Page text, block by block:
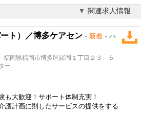
関連求人情報
ト）／博多ケアセン - 新着 - ハ
岡県福岡市博多区諸岡１丁目２３－５
ー
も大歓迎！サポート体制充実！
護計画に則したサービスの提供をする